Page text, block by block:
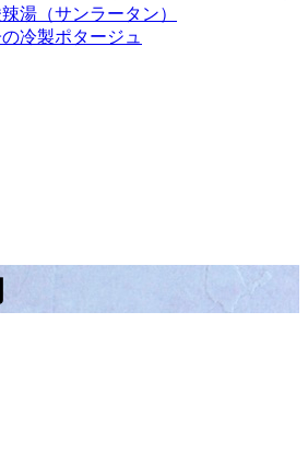
湯（サンラータン）
冷製ポタージュ